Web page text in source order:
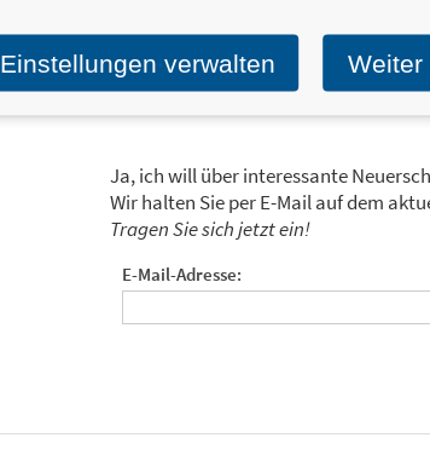
Ja, ich will über interessante
Wir halten Sie per E-Mail auf dem
Tragen Sie sich jetzt ein!
E-Mail-Adresse:
Einstellungen verwalten Weiter